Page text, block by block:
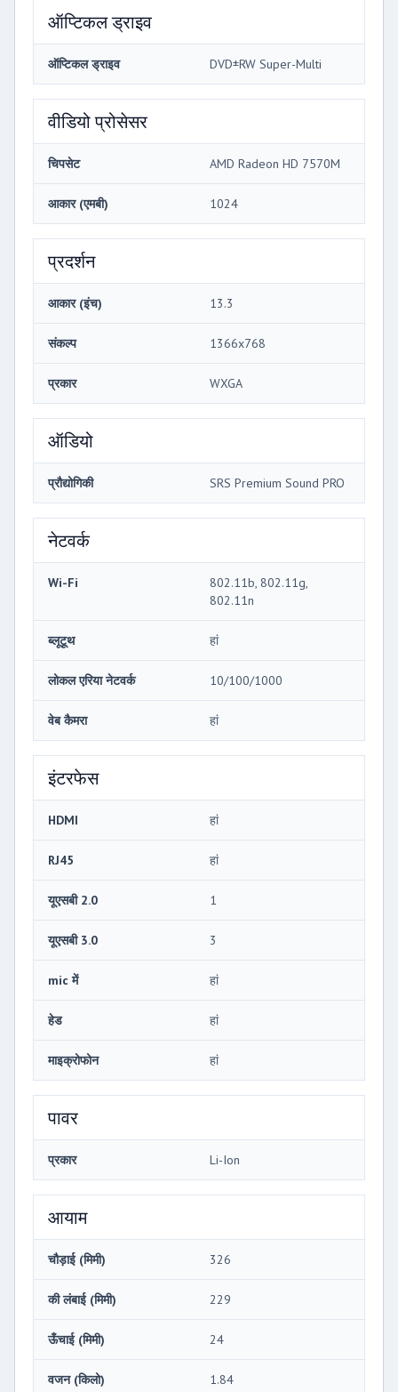
ऑप्टिकल ड्राइव
ऑप्टिकल ड्राइव DVD±RW Super-Multi
वीडियो प्रोसेसर
चिपसेट AMD Radeon HD 7570M
आकार (एमबी) 1024
प्रदर्शन
आकार (इंच) 13.3
संकल्प 1366x768
प्रकार WXGA
ऑडियो
प्रौद्योगिकी SRS Premium Sound PRO
नेटवर्क
Wi-Fi
802.11b, 802.11g,
802.11n
ब्लूटूथ हां
लोकल एरिया नेटवर्क 10/100/1000
वेब कैमरा हां
इंटरफेस
HDMI हां
RJ45 हां
यूएसबी 2.0 1
यूएसबी 3.0 3
mic में हां
हेड हां
माइक्रोफोन हां
पावर
प्रकार Li-Ion
आयाम
चौड़ाई (मिमी) 326
की लंबाई (मिमी) 229
ऊँचाई (मिमी) 24
वजन (किलो) 1.84